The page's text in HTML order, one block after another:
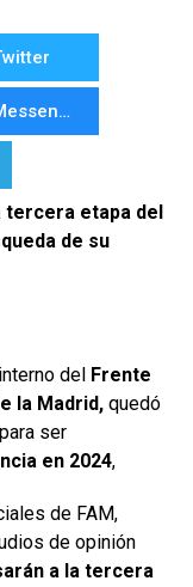
Messenger
tercera etapa del
de su
del Frente
la Madrid, quedó
ser
en 2024,
de FAM,
de opinión
a la tercera